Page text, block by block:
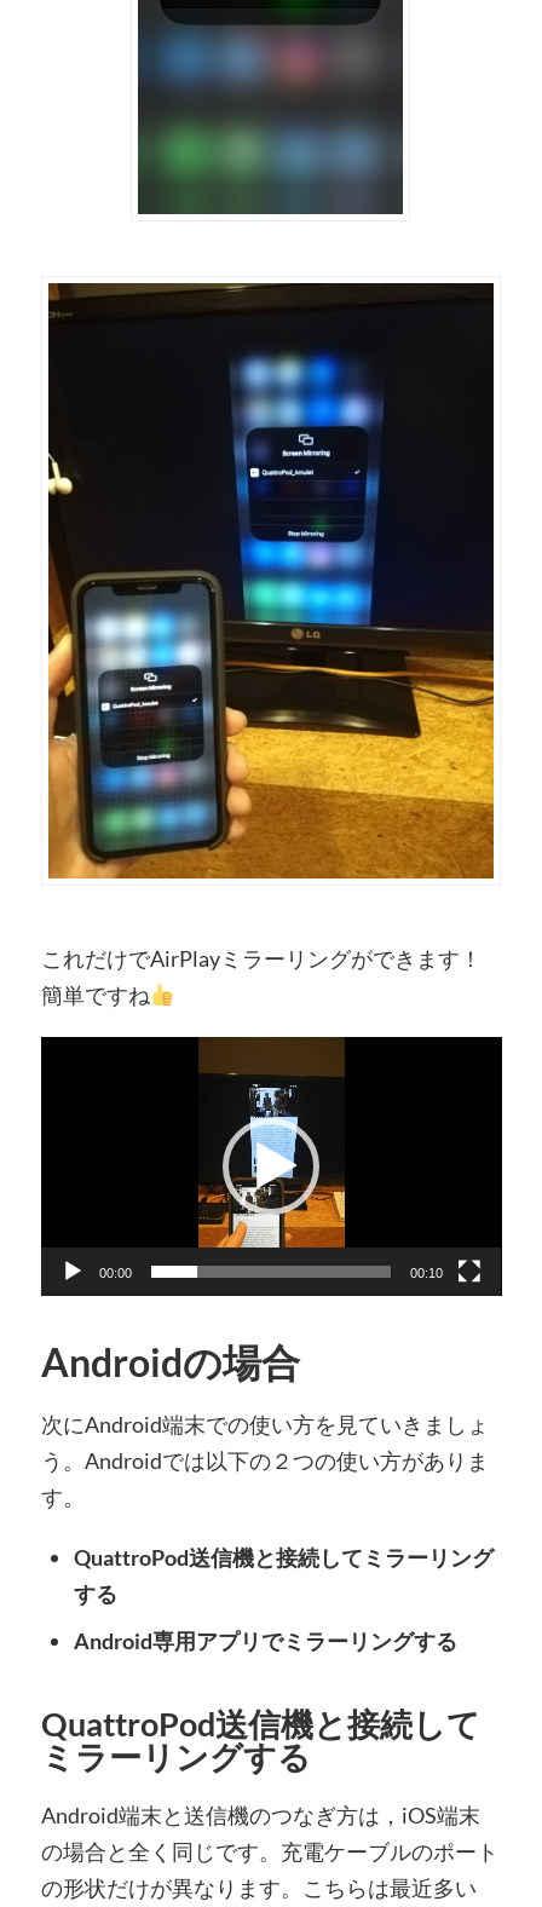
これだけでAirPlayミラーリングができます！
簡単ですね
00:00 00:10
Androidの場合
次にAndroid端末での使い方を見ていきましょ
う。Androidでは以下の２つの使い方がありま
す。
QuattroPod送信機と接続してミラーリング
する
Android専用アプリでミラーリングする
QuattroPod送信機と接続して
ミラーリングする
Android端末と送信機のつなぎ方は，iOS端末
の場合と全く同じです。充電ケーブルのポート
の形状だけが異なります。こちらは最近多い